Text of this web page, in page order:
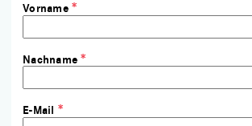
Vorname
Nachname
E-Mail